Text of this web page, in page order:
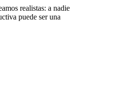
realistas: a nadie
puede ser una